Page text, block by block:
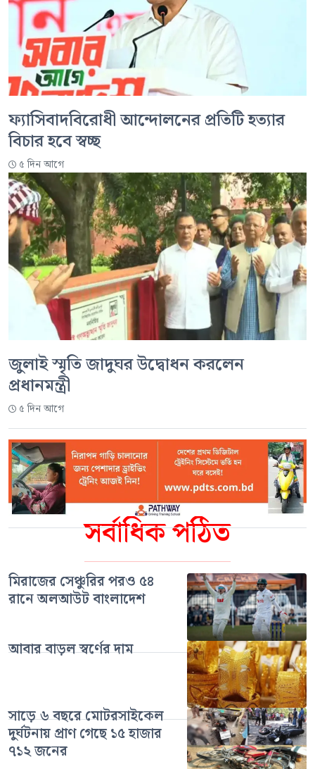
সর্বাধিক পঠিত
মিরাজের সেঞ্চুরির পরও ৫৪
রানে অলআউট বাংলাদেশ
আবার বাড়ল স্বর্ণের দাম
সাড়ে ৬ বছরে মোটরসাইকেল
দুর্ঘটনায় প্রাণ গেছে ১৫ হাজার
৭১২ জনের
ফ্যাসিবাদবিরোধী আন্দোলনের প্রতিটি হত্যার
বিচার হবে স্বচ্ছ
৫ দিন আগে
জুলাই স্মৃতি জাদুঘর উদ্বোধন করলেন
প্রধানমন্ত্রী
৫ দিন আগে